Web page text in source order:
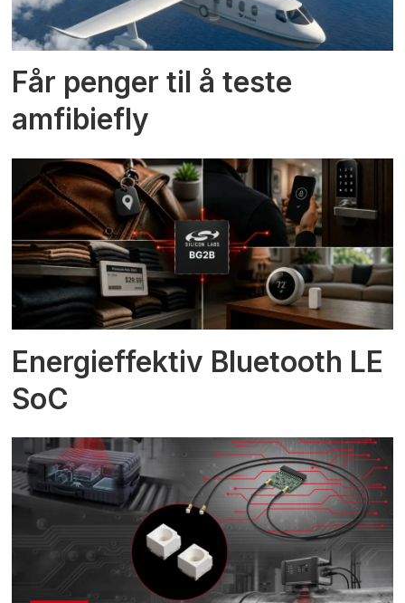
Får penger til å teste
amfibiefly
Energieffektiv Bluetooth LE
SoC